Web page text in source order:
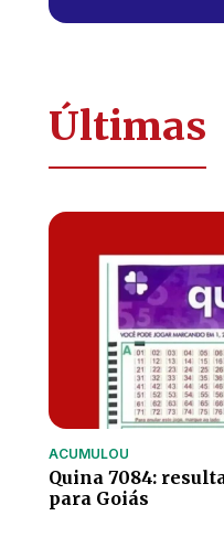
Últimas
ACUMULOU
Quina 7084:
para Goiás